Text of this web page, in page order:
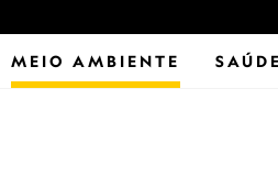
MEIO AMBIENTE SAÚDE